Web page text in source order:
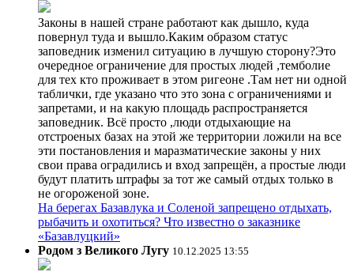
Законы в нашей стране работают как дышло, куда
повернул туда и вышло.Каким образом статус
заповедник изменил ситуацию в лучшую сторону?Это
очередное ограничение для простых людей ,темболие
для тех кто проживает в этом ригеоне .Там нет ни одной
таблички, где указано что это зона с ограничениями и
запретами, и на какую площадь распространяется
заповедник. Всё просто ,люди отдыхающие на
отстроеных базах на этой же территории ложили на все
эти постановления и маразматические законы у них
свои права оградились и вход запрещён, а простые люди
будут платить штрафы за тот же самый отдых только в
не огороженой зоне.
На берегах Базавлука и Соленой запрещено отдыхать,
рыбачить и охотиться? Что известно о заказнике
«Базавлуцкий»
Родом з Великого Лугу 10.12.2025 13:55